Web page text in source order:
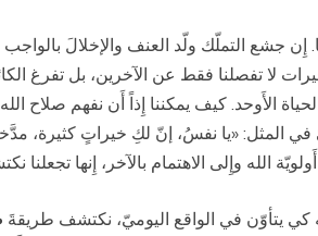
إِن جشع التملّك ولّد العنف والإخلالَ
لا تفصلنا فقط عن الآخرين، بل تفرغ
الأَوحد. كيف يمكننا إِذاً أَن نفهم صلاح
في المثل: «يا نفسُ، إنّ لكِ خيراتٍ كثيرة،
الله وإِلى الاهتمام بالآخر، إِنها
كي يتأوّن في الواقع اليوميّ، نكتشف طريقةَ